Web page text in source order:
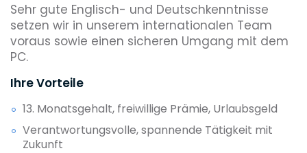
Sehr gute Englisch- und Deutschkenntnisse
setzen wir in unserem internationalen Team
voraus sowie einen sicheren Umgang mit dem
PC.
Ihre Vorteile
13. Monatsgehalt, freiwillige Prämie, Urlaubsgeld
Verantwortungsvolle, spannende Tätigkeit mit
Zukunft